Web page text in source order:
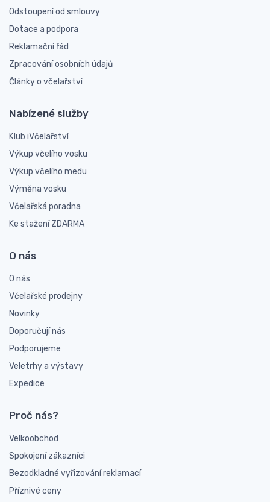
Odstoupení od smlouvy
Dotace a podpora
Reklamační řád
Zpracování osobních údajů
Články o včelařství
Nabízené služby
Klub iVčelařství
Výkup včelího vosku
Výkup včelího medu
Výměna vosku
Včelařská poradna
Ke stažení ZDARMA
O nás
O nás
Včelařské prodejny
Novinky
Doporučují nás
Podporujeme
Veletrhy a výstavy
Expedice
Proč nás?
Velkoobchod
Spokojení zákazníci
Bezodkladné vyřizování reklamací
Příznivé ceny